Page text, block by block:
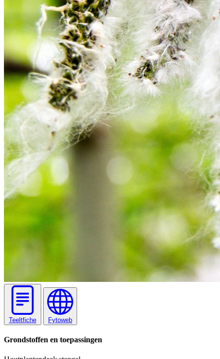
Teeltfiche Fytoweb
Grondstoffen en toepassingen